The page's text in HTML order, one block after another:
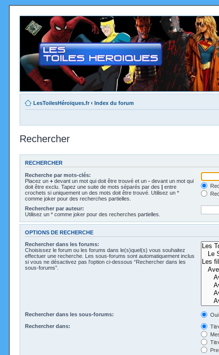
LesToilesHéroïques.fr ‹ Index du forum
Rechercher
RECHERCHER
Recherche par mots-clés:
Placez un + devant un mot qui doit être trouvé et un - devant un mot qui
doit être exclu. Tapez une suite de mots séparés par des | entre
crochets si uniquement un des mots doit être trouvé. Utilisez un *
comme joker pour des recherches partielles.
Rechercher par auteur:
Utilisez un * comme joker pour des recherches partielles.
OPTIONS DE RECHERCHE
Rechercher dans les forums:
Choisissez le forum ou les forums dans le(s)quel(s) vous souhaitez
effectuer une recherche. Les sous-forums sont automatiquement inclus
si vous ne désactivez pas l’option ci-dessous “Rechercher dans les
sous-forums”.
Rechercher dans les sous-forums:
Oui
Rechercher dans: